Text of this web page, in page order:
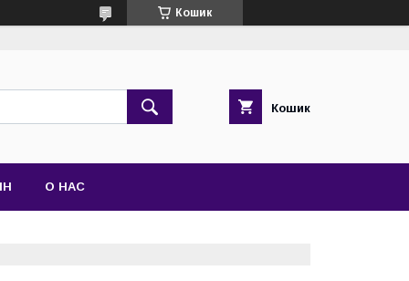
Кошик
Кошик
О НАС